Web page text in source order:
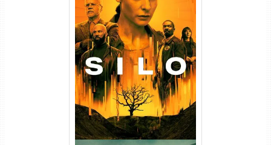
Silo 1ª Temporada Torrent
(2023) WEB-DL
720p/1080p/4K Dual Áudio